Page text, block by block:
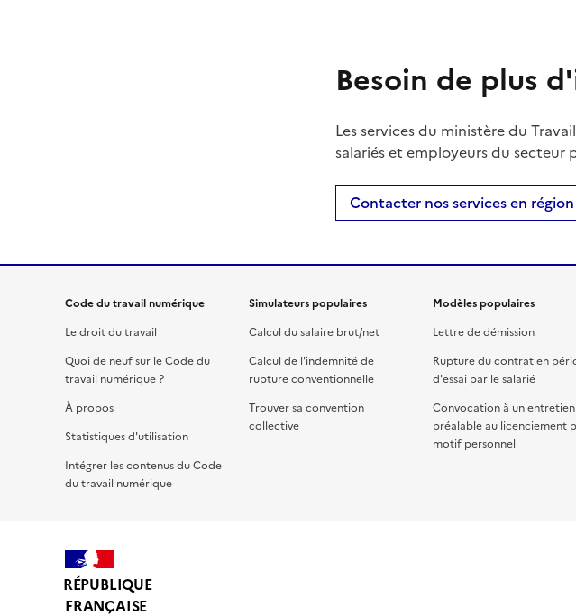
Besoin de plus
Les services du ministère du
salariés et employeurs du
Contacter nos services en région
Code du travail numérique
Le droit du travail
Quoi de neuf sur le Code du
travail numérique ?
À propos
Statistiques d'utilisation
Intégrer les contenus du Code
du travail numérique
Simulateurs populaires
Calcul du salaire brut/net
Calcul de l'indemnité de
rupture conventionnelle
Trouver sa convention
collective
Modèles populaires
Lettre de démission
Rupture du contrat en
d'essai par le salarié
Convocation à un entretien
préalable au licenciement
motif personnel
RÉPUBLIQUE
FRANÇAISE